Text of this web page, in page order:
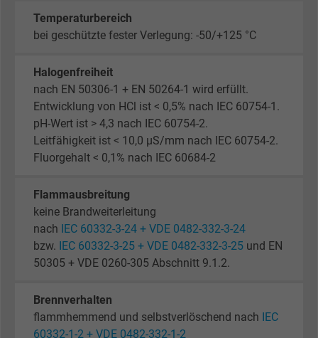
Temperaturbereich
bei geschützte fester Verlegung: -50/+125 °C
Halogenfreiheit
nach EN 50306-1 + EN 50264-1 wird erfüllt.
Entwicklung von HCl ist < 0,5% nach IEC 60754-1.
pH-Wert ist > 4,3 nach IEC 60754-2.
Leitfähigkeit ist < 10,0 µS/mm nach IEC 60754-2.
Fluorgehalt < 0,1% nach IEC 60684-2
Flammausbreitung
keine Brandweiterleitung
nach
IEC 60332-3-24 + VDE 0482-332-3-24
bzw.
IEC 60332-3-25 + VDE 0482-332-3-25 und EN
50305 + VDE 0260-305 Abschnitt 9.1.2.
Brennverhalten
flammhemmend und selbstverlöschend nach
IEC
60332-1-2 + VDE 0482-332-1-2